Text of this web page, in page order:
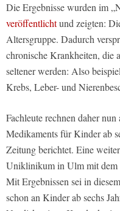
Die Ergebnisse wurden im
veröffentlichtund zeigten:
Altersgruppe. Dadurch
chronische Krankheiten, die
seltener werden: Also
Krebs, Leber- und
Fachleute rechnen daher
Medikaments für Kinder ab
Zeitung berichtet. Eine
Uniklinikum in Ulm mit dem
Mit Ergebnissen sei in
schon an Kinder ab sechs